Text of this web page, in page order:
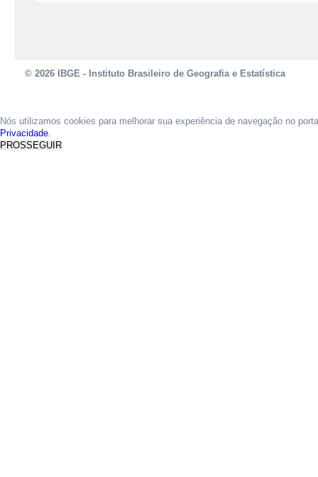
© 2026 IBGE - Instituto Brasileiro de Geografia e Estatística
Nós utilizamos cookies para melhorar sua experiência de navegação no
Privacidade.
PROSSEGUIR